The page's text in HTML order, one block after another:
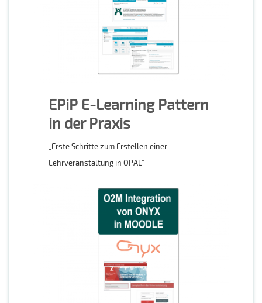
EPiP E-Learning Pattern
in der Praxis
„Erste Schritte zum Erstellen einer
Lehrveranstaltung in OPAL“